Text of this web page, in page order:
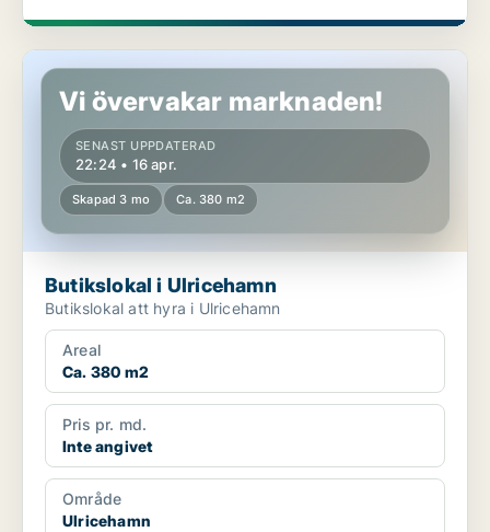
Butikslokal i Ulricehamn
Vi övervakar marknaden!
SENAST UPPDATERAD
22:24 • 16 apr.
Skapad 3 mo Ca. 380 m2
Butikslokal i Ulricehamn
Butikslokal att hyra i Ulricehamn
Areal
Ca. 380 m2
Pris pr. md.
Inte angivet
Område
Ulricehamn